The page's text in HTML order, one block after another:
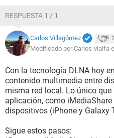
RESPUESTA 1 / 1
Carlos Villagómez
Modificado por Carlos-vialfa
Con la tecnología DLNA hoy
contenido multimedia entre
misma red local. Lo único
aplicación, como
dispositivos (iPhone y Galaxy
Sigue estos pasos: